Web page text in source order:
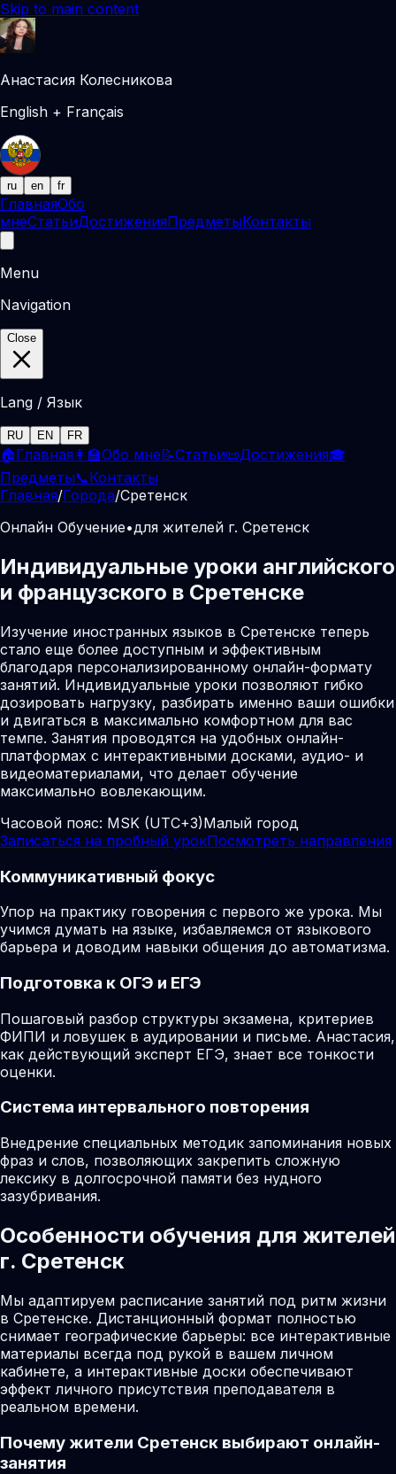
Skip to main content
Анастасия Колесникова
English + Français
ru en fr
ГлавнаяОбо
мнеСтатьиДостиженияПредметыКонтакты
Menu
Navigation
Close
Lang / Язык
RU EN FR
🏠Главная 👩‍🏫Обо мне📝Статьи📜Достижения🎓
Предметы📞Контакты
Главная/Города/Сретенск
Онлайн Обучение•для жителей г. Сретенск
Индивидуальные уроки английского
и французского в Сретенске
Изучение иностранных языков в Сретенске теперь
стало еще более доступным и эффективным
благодаря персонализированному онлайн-формату
занятий. Индивидуальные уроки позволяют гибко
дозировать нагрузку, разбирать именно ваши ошибки
и двигаться в максимально комфортном для вас
темпе. Занятия проводятся на удобных онлайн-
платформах с интерактивными досками, аудио- и
видеоматериалами, что делает обучение
максимально вовлекающим.
Часовой пояс: MSK (UTC+3)Малый город
Записаться на пробный урокПосмотреть направления
Коммуникативный фокус
Упор на практику говорения с первого же урока. Мы
учимся думать на языке, избавляемся от языкового
барьера и доводим навыки общения до автоматизма.
Подготовка к ОГЭ и ЕГЭ
Пошаговый разбор структуры экзамена, критериев
ФИПИ и ловушек в аудировании и письме. Анастасия,
как действующий эксперт ЕГЭ, знает все тонкости
оценки.
Система интервального повторения
Внедрение специальных методик запоминания новых
фраз и слов, позволяющих закрепить сложную
лексику в долгосрочной памяти без нудного
зазубривания.
Особенности обучения для жителей
г. Сретенск
Мы адаптируем расписание занятий под ритм жизни
в Сретенске. Дистанционный формат полностью
снимает географические барьеры: все интерактивные
материалы всегда под рукой в вашем личном
кабинете, а интерактивные доски обеспечивают
эффект личного присутствия преподавателя в
реальном времени.
Почему жители Сретенск выбирают онлайн-
занятия